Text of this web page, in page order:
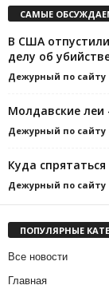
САМЫЕ
В США
делу об
Дежурный по сайту
Молдавские
Дежурный по сайту
Куда
Дежурный по сайту
ПОПУЛЯРНЫЕ
Все новости
Главная